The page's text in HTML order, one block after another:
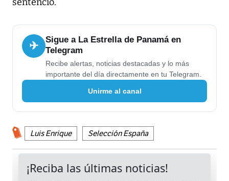
sentenció.
✈
Sigue a La Estrella de Panamá en
Telegram
Recibe alertas, noticias destacadas y lo más
importante del día directamente en tu Telegram.
Unirme al canal
Luis Enrique Selección España